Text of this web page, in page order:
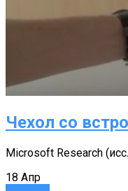
Чехол со
Microsoft Research
18 Апр